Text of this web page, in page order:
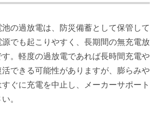
の過放電は、防災備蓄として保管して
でも起こりやすく、長期間の無充電放
。軽度の過放電であれば長時間充電や
活できる可能性がありますが、膨らみや
ぐに充電を中止し、メーカーサポート
。